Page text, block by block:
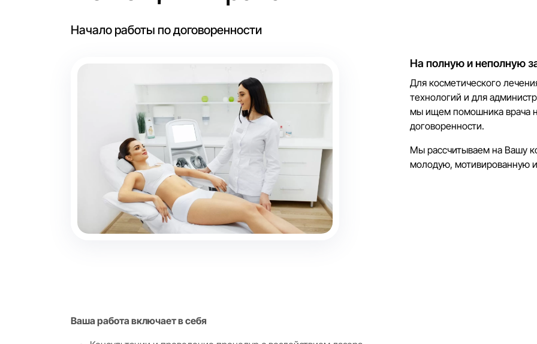
Начало работы по договоренности
На полную и неполную
Для косметического
технологий и для
мы ищем помошника врача
договоренности.
Мы рассчитываем на Вашу
молодую, мотивированную
Ваша работа включает в себя